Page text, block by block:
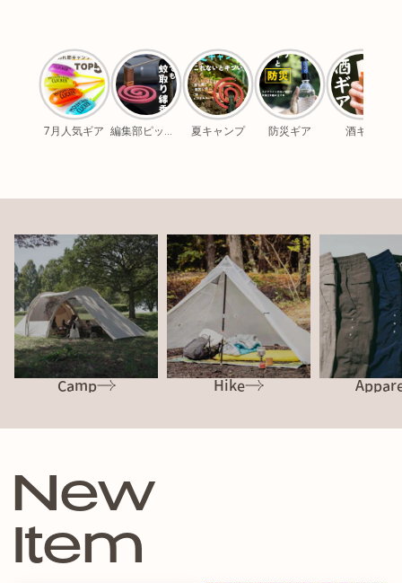
7月人気ギア 夏キャンプ 防災ギア 酒ギア
Camp Hike
New
Item